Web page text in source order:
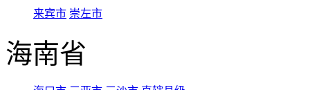
来宾市 崇左市
海南省